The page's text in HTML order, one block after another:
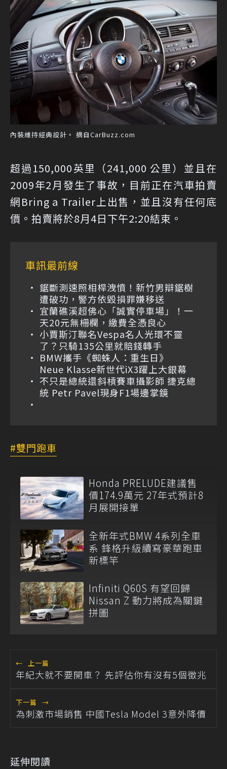
內裝維持經典設計。 摘自CarBuzz.com
超過150,000英里（241,000 公里）並且在
2009年2月發生了事故，目前正在汽車拍賣
網Bring a Trailer上出售，並且沒有任何底
價。拍賣將於8月4日下午2:20結束。
車訊最前線
鋸斷測速照相桿洩憤！新竹男辯鋸樹
遭破功，警方依毀損罪嫌移送
宜蘭礁溪超佛心「誠實停車場」！一
天20元無柵欄，繳費全憑良心
小賈斯汀聯名Vespa名人光環不靈
了？只騎135公里就賠錢轉手
BMW攜手《蜘蛛人：重生日》
Neue Klasse新世代iX3躍上大銀幕
不只是總統還斜槓賽車攝影師 捷克總
統 Petr Pavel現身F1場邊掌鏡
雙門跑車
Honda PRELUDE建議售
價174.9萬元 27年式預計8
月展開接單
全新年式BMW 4系列全車
系 鋒格升級續寫豪華跑車
新標竿
Infiniti Q60S 有望回歸
Nissan Z 動力將成為關鍵
拼圖
← 上一篇
年紀大就不要開車？ 先評估你有沒有5個徵兆
下一篇 →
為刺激市場銷售 中國Tesla Model 3意外降價
延伸閱讀